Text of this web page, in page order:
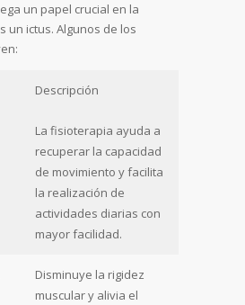
un papel crucial en la
un ictus. Algunos de los
Descripción
La fisioterapia ayuda a
recuperar la capacidad
de movimiento y facilita
la realización de
actividades diarias con
mayor facilidad.
Disminuye la rigidez
muscular y alivia el